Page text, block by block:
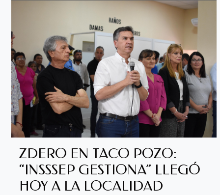
ZDERO EN TACO POZO:
“INSSSEP GESTIONA” LLEGÓ
HOY A LA LOCALIDAD